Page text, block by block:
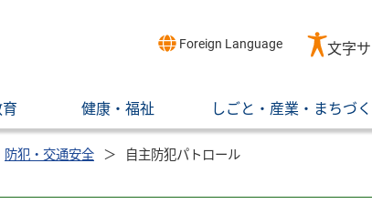
Foreign Language 文字
健康・福祉 しごと・産業・まちづ
防犯・交通安全 自主防犯パトロール